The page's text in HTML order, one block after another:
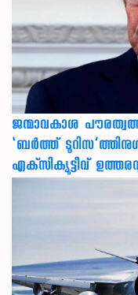
ജന്മാവകാശ
‘ബര്‍ത്ത്
എക്‌സിക്യൂട്ടീവ്